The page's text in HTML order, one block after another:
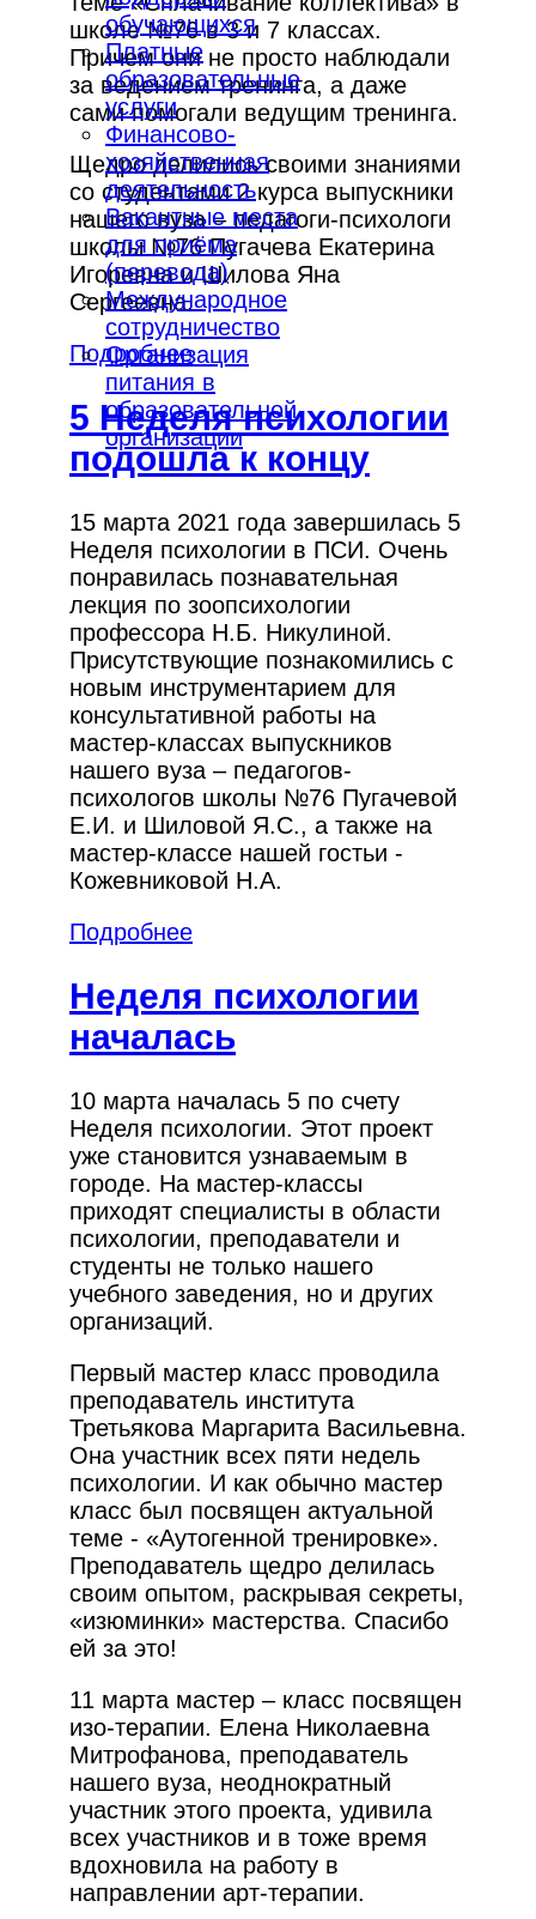
обучающихся
Платные
образовательные
услуги
Финансово-
хозяйственная
деятельность
Вакантные места
для приёма
(перевода)
Международное
сотрудничество
Организация
питания в
образовательной
организации
школе №76 в 3 и 7 классах.
Причем они не просто наблюдали
за ведением тренинга, а даже
сами помогали ведущим тренинга.
Щедро делились своими знаниями
со студентами 2 курса выпускники
нашего вуза – педагоги-психологи
школы №76 Пугачева Екатерина
Игоревна и Шилова Яна
Сергеевна.
Подробнее
5 Неделя психологии
подошла к концу
15 марта 2021 года завершилась 5
Неделя психологии в ПСИ. Очень
понравилась познавательная
лекция по зоопсихологии
профессора Н.Б. Никулиной.
Присутствующие познакомились с
новым инструментарием для
консультативной работы на
мастер-классах выпускников
нашего вуза – педагогов-
психологов школы №76 Пугачевой
Е.И. и Шиловой Я.С., а также на
мастер-классе нашей гостьи -
Кожевниковой Н.А.
Подробнее
Неделя психологии
началась
10 марта началась 5 по счету
Неделя психологии. Этот проект
уже становится узнаваемым в
городе. На мастер-классы
приходят специалисты в области
психологии, преподаватели и
студенты не только нашего
учебного заведения, но и других
организаций.
Первый мастер класс проводила
преподаватель института
Третьякова Маргарита Васильевна.
Она участник всех пяти недель
психологии. И как обычно мастер
класс был посвящен актуальной
теме - «Аутогенной тренировке».
Преподаватель щедро делилась
своим опытом, раскрывая секреты,
«изюминки» мастерства. Спасибо
ей за это!
11 марта мастер – класс посвящен
изо-терапии. Елена Николаевна
Митрофанова, преподаватель
нашего вуза, неоднократный
участник этого проекта, удивила
всех участников и в тоже время
вдохновила на работу в
направлении арт-терапии.